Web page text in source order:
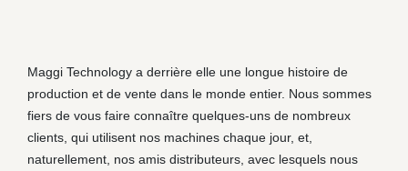
Maggi Technology a derrière elle une longue histoire de
production et de vente dans le monde entier. Nous sommes
fiers de vous faire connaître quelques-uns de nombreux
clients, qui utilisent nos machines chaque jour, et,
naturellement, nos amis distributeurs, avec lesquels nous